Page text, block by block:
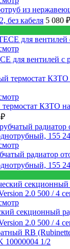
из
без кабеля 5 080 ₽
для вентилей с
КЗТО
радиатор
155
секционный
2.0 500 / 4